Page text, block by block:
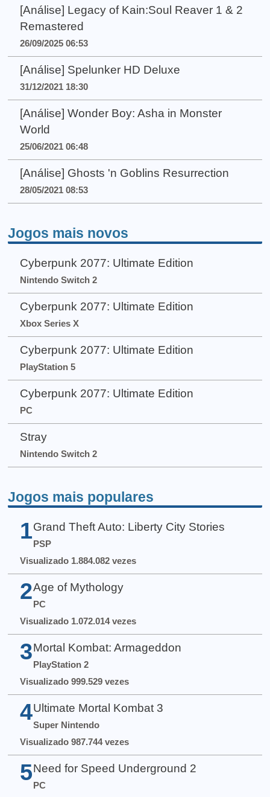
[Análise] Legacy of Kain:Soul Reaver 1 & 2
Remastered
26/09/2025 06:53
[Análise] Spelunker HD Deluxe
31/12/2021 18:30
[Análise] Wonder Boy: Asha in Monster
World
25/06/2021 06:48
[Análise] Ghosts 'n Goblins Resurrection
28/05/2021 08:53
Jogos mais novos
Cyberpunk 2077: Ultimate Edition
Nintendo Switch 2
Cyberpunk 2077: Ultimate Edition
Xbox Series X
Cyberpunk 2077: Ultimate Edition
PlayStation 5
Cyberpunk 2077: Ultimate Edition
PC
Stray
Nintendo Switch 2
Jogos mais populares
1 Grand Theft Auto: Liberty City Stories
PSP
Visualizado 1.884.082 vezes
2 Age of Mythology
PC
Visualizado 1.072.014 vezes
3 Mortal Kombat: Armageddon
PlayStation 2
Visualizado 999.529 vezes
4 Ultimate Mortal Kombat 3
Super Nintendo
Visualizado 987.744 vezes
5 Need for Speed Underground 2
PC